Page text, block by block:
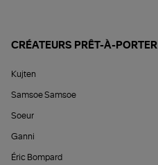
CRÉATEURS PRÊT-À-PORTER
Kujten
Samsoe Samsoe
Soeur
Ganni
Éric Bompard